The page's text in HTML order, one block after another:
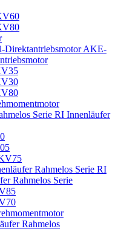
AKE-
RI Innenläufer
RI
Rahmelos Serie